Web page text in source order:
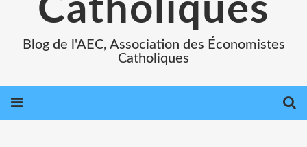
Catholiques
Blog de l'AEC, Association des Économistes
Catholiques